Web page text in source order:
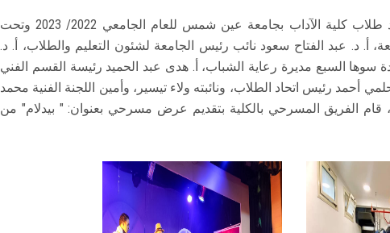
في إطار النشاط الطلابي الفني لاتحاد طلاب كلية الآداب بجامعة عين شمس للعام الجامعي 2022/ 2023 وتحت
أ. د. عبد الفتاح سعود نائب رئيس الجامعة لشئون التعليم والطلاب، أ. د.
سوها السبع مديرة رعاية الشباب، أ. هدى عبد الحميد رئيسة القسم الفني
رئيس اتحاد الطلاب، ونائبته ولاء تيسير، وأمين اللجنة الفنية محمد
الفريق المسرحي بالكلية بتقديم عرض مسرحي بعنوان: " بيدلام" من